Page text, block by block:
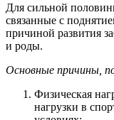
Для сильной
связанные с
причиной развития
и роды.
Основные причины,
Физическая
нагрузки в